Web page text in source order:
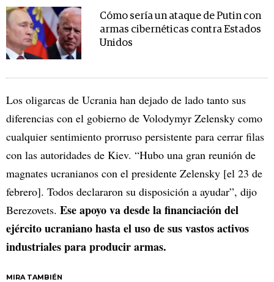
Cómo sería un ataque de Putin con
armas cibernéticas contra Estados
Unidos
Los oligarcas de Ucrania han dejado de lado tanto sus
diferencias con el gobierno de Volodymyr Zelensky como
cualquier sentimiento prorruso persistente para cerrar filas
con las autoridades de Kiev. “Hubo una gran reunión de
magnates ucranianos con el presidente Zelensky [el 23 de
febrero]. Todos declararon su disposición a ayudar”, dijo
Berezovets. Ese apoyo va desde la financiación del
ejército ucraniano hasta el uso de sus vastos activos
industriales para producir armas.
MIRA TAMBIÉN